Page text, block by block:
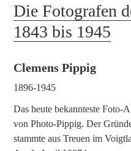
Die Fotografen
1843 bis 1945
Clemens Pippig
1896-1945
Das heute bekannteste Foto-
von Photo-Pippig. Der
stammte aus Treuen im